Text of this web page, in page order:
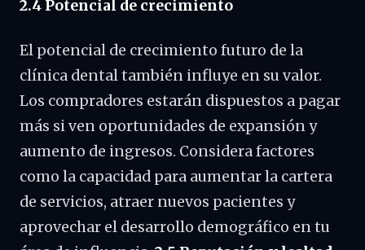
2.4 Potencial de crecimiento
El potencial de crecimiento futuro de la
clínica dental también influye en su valor.
Los compradores estarán dispuestos a pagar
más si ven oportunidades de expansión y
aumento de ingresos. Considera factores
como la capacidad para aumentar la cartera
de servicios, atraer nuevos pacientes y
aprovechar el desarrollo demográfico en tu